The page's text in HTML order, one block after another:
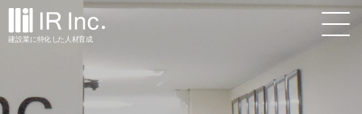
建設業に特化 した 人材育成